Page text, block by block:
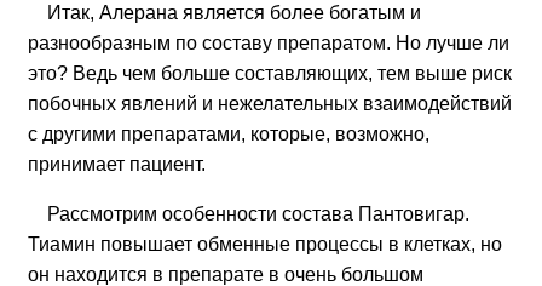
Итак, Алерана является более богатым и
разнообразным по составу препаратом. Но лучше ли
это? Ведь чем больше составляющих, тем выше риск
побочных явлений и нежелательных взаимодействий
с другими препаратами, которые, возможно,
принимает пациент.
Рассмотрим особенности состава Пантовигар.
Тиамин повышает обменные процессы в клетках, но
он находится в препарате в очень большом